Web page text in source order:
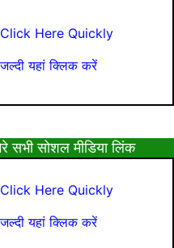
Click Here Quickly
जल्दी यहां क्लिक करें
सोशल मीडिया लिंक
Click Here Quickly
जल्दी यहां क्लिक करें